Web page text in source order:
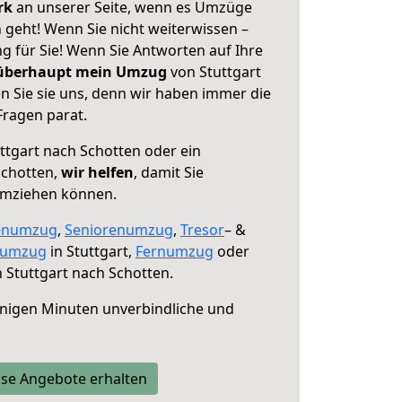
an unserer Seite, wenn es Umzüge
Wenn Sie nicht weiterwissen –
für Sie! Wenn Sie Antworten auf Ihre
mein Umzug von Stuttgart
Sie sie uns, denn wir haben immer die
parat.
nach Schotten oder ein
wir helfen, damit Sie
können.
, Seniorenumzug, Tresor– &
in Stuttgart, Fernumzug oder
nach Schotten.
Minuten unverbindliche und
Angebote erhalten